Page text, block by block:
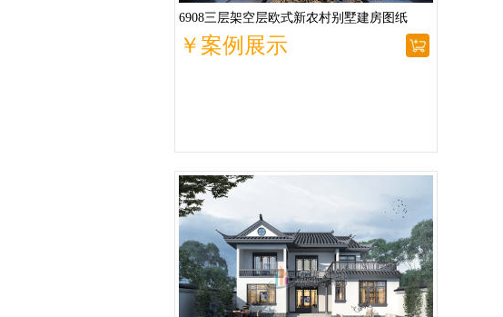
6908三层架空层欧式新农村别墅建房图纸
￥案例展示